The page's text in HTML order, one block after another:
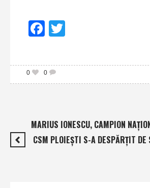
Facebook
0
0
MARIUS IONESCU, CAMPION
CSM PLOIEŞTI S-A DESPĂRŢIT DE